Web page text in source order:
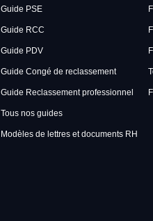
Guide PSE
Guide RCC
Guide PDV
Guide Congé de reclassement
Guide Reclassement professionnel
Tous nos guides
Modèles de lettres et documents RH